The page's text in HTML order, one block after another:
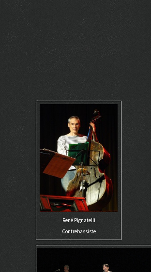
René Pignatelli
Contrebassiste